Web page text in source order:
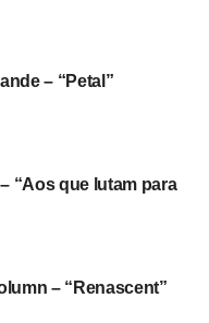
– “Petal”
“Aos que lutam para
– “Renascent”